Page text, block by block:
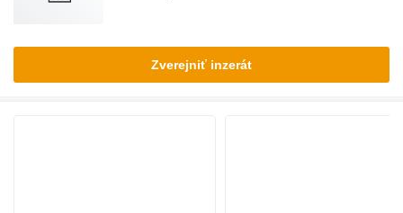
Zverejniť inzerát